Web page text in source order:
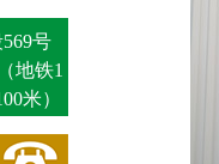
号
地铁1
米）